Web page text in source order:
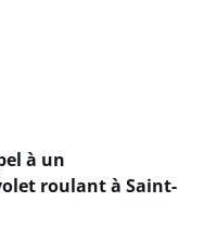
à un
roulant à Saint-